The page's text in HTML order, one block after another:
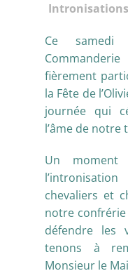
Intronisations
Ce
fièrement
la Fête de
journée qui
l’âme de notre
Un
chevaliers et
notre confrérie
défendre les
tenons à
Monsieur le